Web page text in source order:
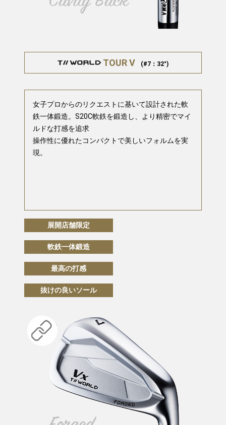
TOUR V (#7：32°)
女子プロからのリクエストに基いて設計された軟
鉄一体鍛造。S20C軟鉄を鍛造し、より精密でマイ
ルドな打感を追求
操作性に優れたコンパクトで美しいフォルムを実
現。
展開店舗限定
軟鉄一体鍛造
最高の打感
抜けの良いソール